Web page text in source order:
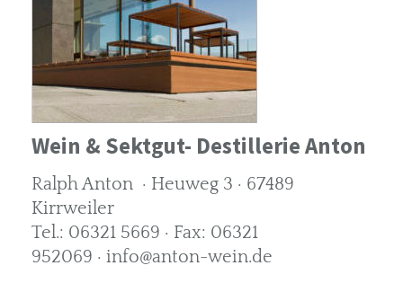
Wein & Sektgut- Destillerie Anton
Ralph Anton · Heuweg 3 · 67489
Kirrweiler
Tel.: 06321 5669 · Fax: 06321
952069 · info@anton-wein.de